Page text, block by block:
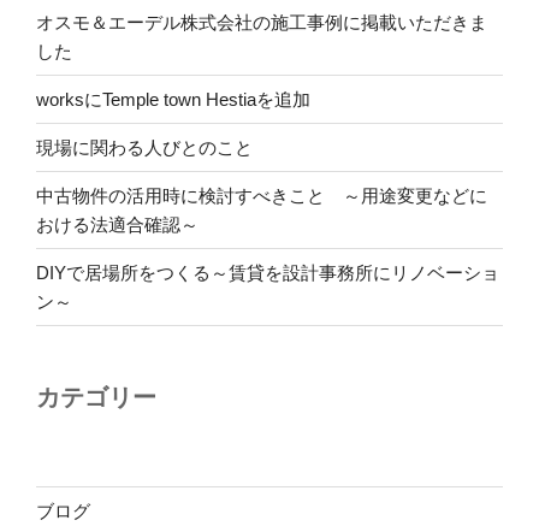
オスモ＆エーデル株式会社の施工事例に掲載いただきま
した
worksにTemple town Hestiaを追加
現場に関わる人びとのこと
中古物件の活用時に検討すべきこと ～用途変更などに
おける法適合確認～
DIYで居場所をつくる～賃貸を設計事務所にリノベーショ
ン～
カテゴリー
ブログ